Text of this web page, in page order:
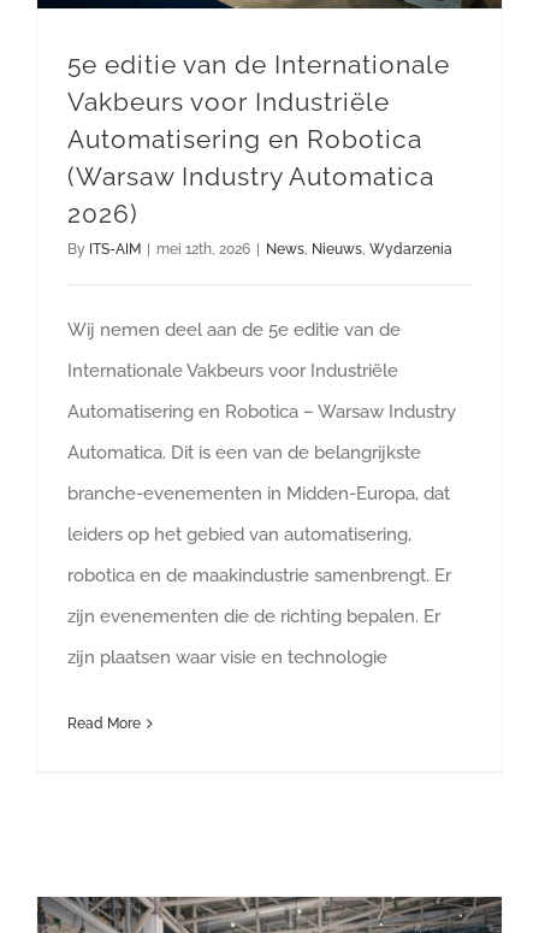
5e editie van de Internationale
Vakbeurs voor Industriële
Automatisering en Robotica
(Warsaw Industry Automatica
2026)
By ITS-AIM mei 12th, 2026 News, Nieuws, Wydarzenia
Wij nemen deel aan de 5e editie van de
Internationale Vakbeurs voor Industriële
Automatisering en Robotica – Warsaw Industry
Automatica. Dit is een van de belangrijkste
branche-evenementen in Midden-Europa, dat
leiders op het gebied van automatisering,
robotica en de maakindustrie samenbrengt. Er
zijn evenementen die de richting bepalen. Er
zijn plaatsen waar visie en technologie
Read More